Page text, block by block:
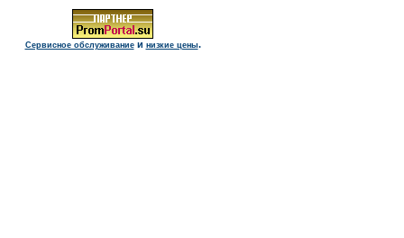
Сервисное обслуживаниеи низкие цены.